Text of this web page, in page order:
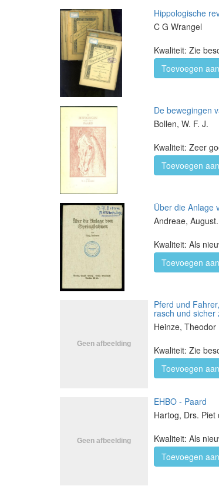
Hippologische
C G Wrangel
Kwaliteit: Zie
Toevoegen
De bewegingen
Bollen, W. F. J.
Kwaliteit: Zeer
Toevoegen
Über die Anlage
Andreae, August.
Kwaliteit: Als
Toevoegen
Pferd und
rasch und
Heinze, Theodor
Kwaliteit: Zie
Toevoegen
EHBO - Paard
Hartog, Drs. Piet
Kwaliteit: Als
Toevoegen